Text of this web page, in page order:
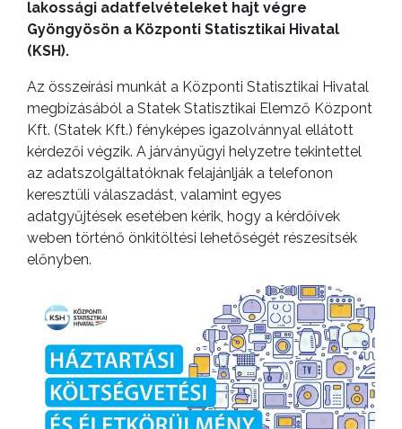
lakossági adatfelvételeket hajt végre
Gyöngyösön a Központi Statisztikai Hivatal
(KSH).
Az összeírási munkát a Központi Statisztikai Hivatal
megbízásából a Statek Statisztikai Elemző Központ
Kft. (Statek Kft.) fényképes igazolvánnyal ellátott
kérdezői végzik. A járványügyi helyzetre tekintettel
az adatszolgáltatóknak felajánlják a telefonon
keresztüli válaszadást, valamint egyes
adatgyűjtések esetében kérik, hogy a kérdőívek
weben történő önkitöltési lehetőségét részesítsék
előnyben.